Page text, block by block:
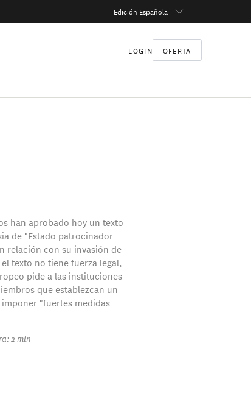
Edición Española
LOGIN OFERTA
han aprobado hoy un texto
de "Estado patrocinador
relación con su invasión de
texto no tiene fuerza legal,
pide a las instituciones
que establezcan un
"fuertes medidas
2 min